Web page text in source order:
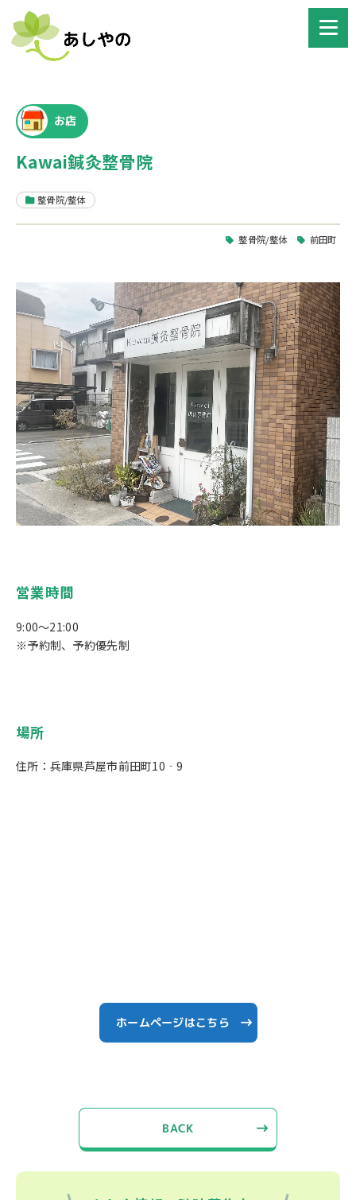
お店
Kawai鍼灸整骨院
整骨院/整体
整骨院/整体 前田町
営業時間
9:00～21:00
※予約制、予約優先制
場所
住所：兵庫県芦屋市前田町10‐9
ホームページはこちら
BACK